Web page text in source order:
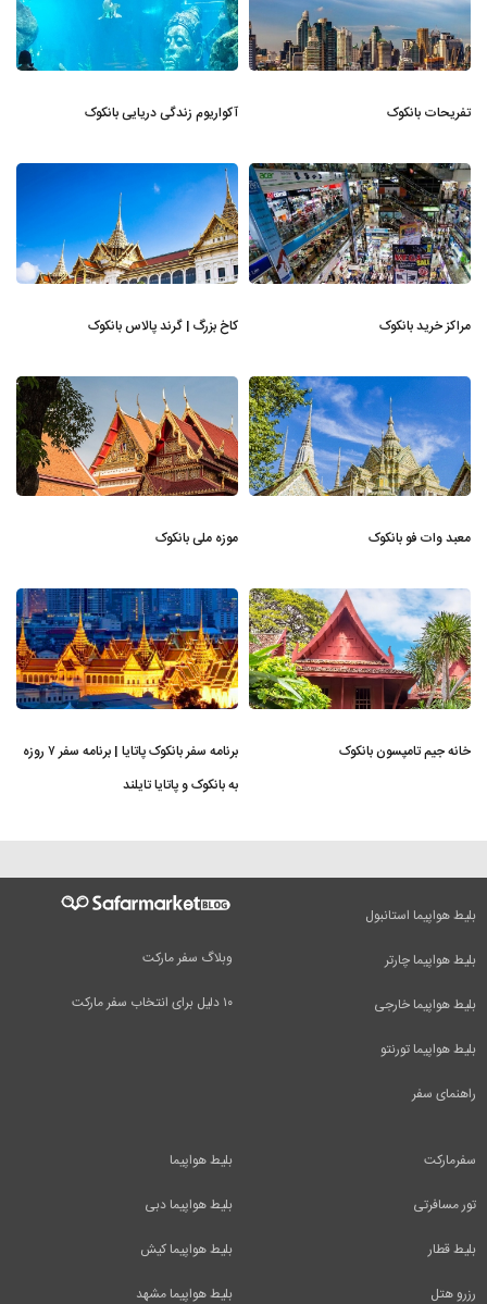
تفریحات بانکوک آکواریوم زندگی دریایی بانکوک
مراکز خرید بانکوک کاخ بزرگ | گرند پالاس بانکوک
معبد وات فو بانکوک موزه ملی بانکوک
خانه جیم تامپسون بانکوک
برنامه سفر بانکوک پاتایا | برنامه سفر ۷ روزه
به بانکوک و پاتایا تایلند
وبلاگ سفر مارکت
۱۰ دلیل برای انتخاب سفر مارکت
بلیط هواپیما استانبول
بلیط هواپیما چارتر
بلیط هواپیما خارجی
بلیط هواپیما تورنتو
راهنمای سفر
بلیط هواپیما
بلیط هواپیما دبی
بلیط هواپیما کیش
بلیط هواپیما مشهد
سفرمارکت
تور مسافرتی
بلیط قطار
رزرو هتل